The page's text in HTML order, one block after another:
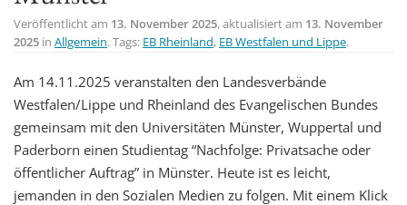
t
Veröffentlicht am 13. November 2025, aktualisiert am 13. November
2025 in Allgemein. Tags: EB Rheinland, EB Westfalen und Lippe.
Am 14.11.2025 veranstalten den Landesverbände
Westfalen/Lippe und Rheinland des Evangelischen Bundes
gemeinsam mit den Universitäten Münster, Wuppertal und
Paderborn einen Studientag “Nachfolge: Privatsache oder
öffentlicher Auftrag” in Münster. Heute ist es leicht,
jemanden in den Sozialen Medien zu folgen. Mit einem Klick